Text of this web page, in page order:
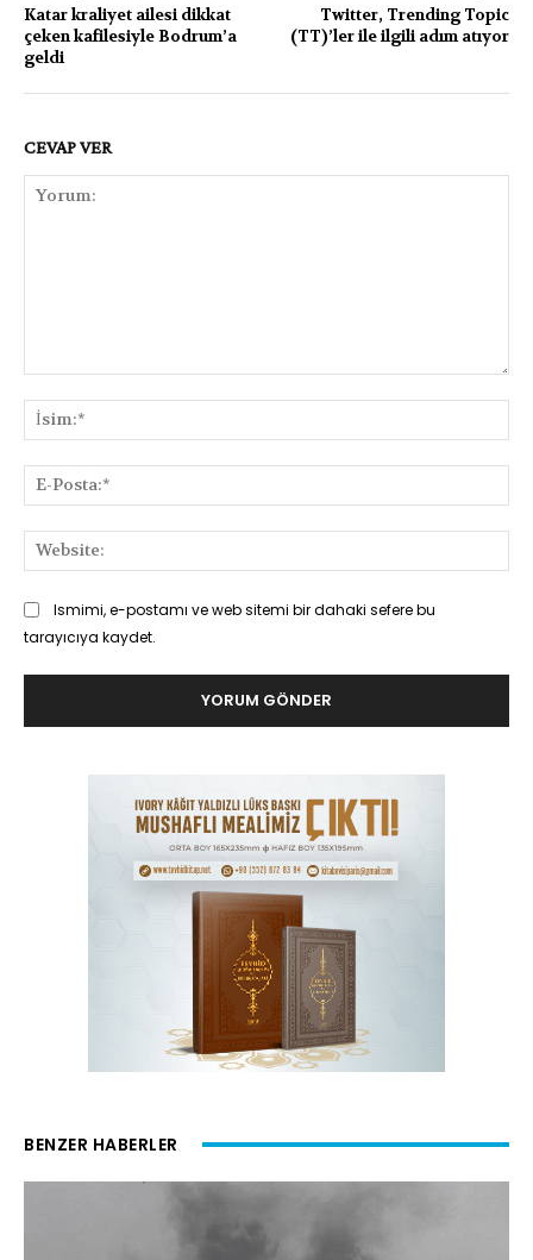
Katar kraliyet ailesi dikkat
çeken kafilesiyle Bodrum’a
geldi
Twitter, Trending Topic
(TT)’ler ile ilgili adım atıyor
CEVAP VER
Ismimi, e-postamı ve web sitemi bir dahaki sefere bu
tarayıcıya kaydet.
BENZER HABERLER